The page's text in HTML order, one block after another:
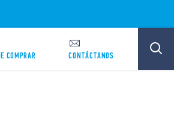
COMPRAR CONTÁCTANOS